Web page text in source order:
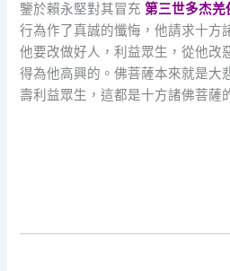
鑒於賴永堅對其冒充第三世多杰羌
行為作了真誠的懺悔，他請求十方
他要改做好人，利益眾生，從他改
得為他高興的。佛菩薩本來就是大
壽利益眾生，這都是十方諸佛菩薩